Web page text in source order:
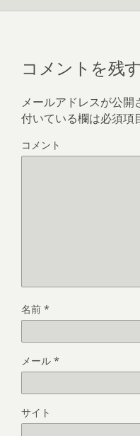
コメントを残す
メールアドレスが公開
付いている欄は必須項
コメント
名前 *
メール *
サイト